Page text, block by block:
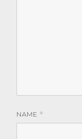
NAME *